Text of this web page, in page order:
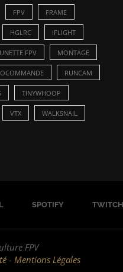
FPV FRAME
HGLRC IFLIGHT
FPV MONTAGE
RUNCAM
TINYWHOOP
VTX WALKSNAIL
SPOTIFY TWITCH
FPV
- Mentions Légales